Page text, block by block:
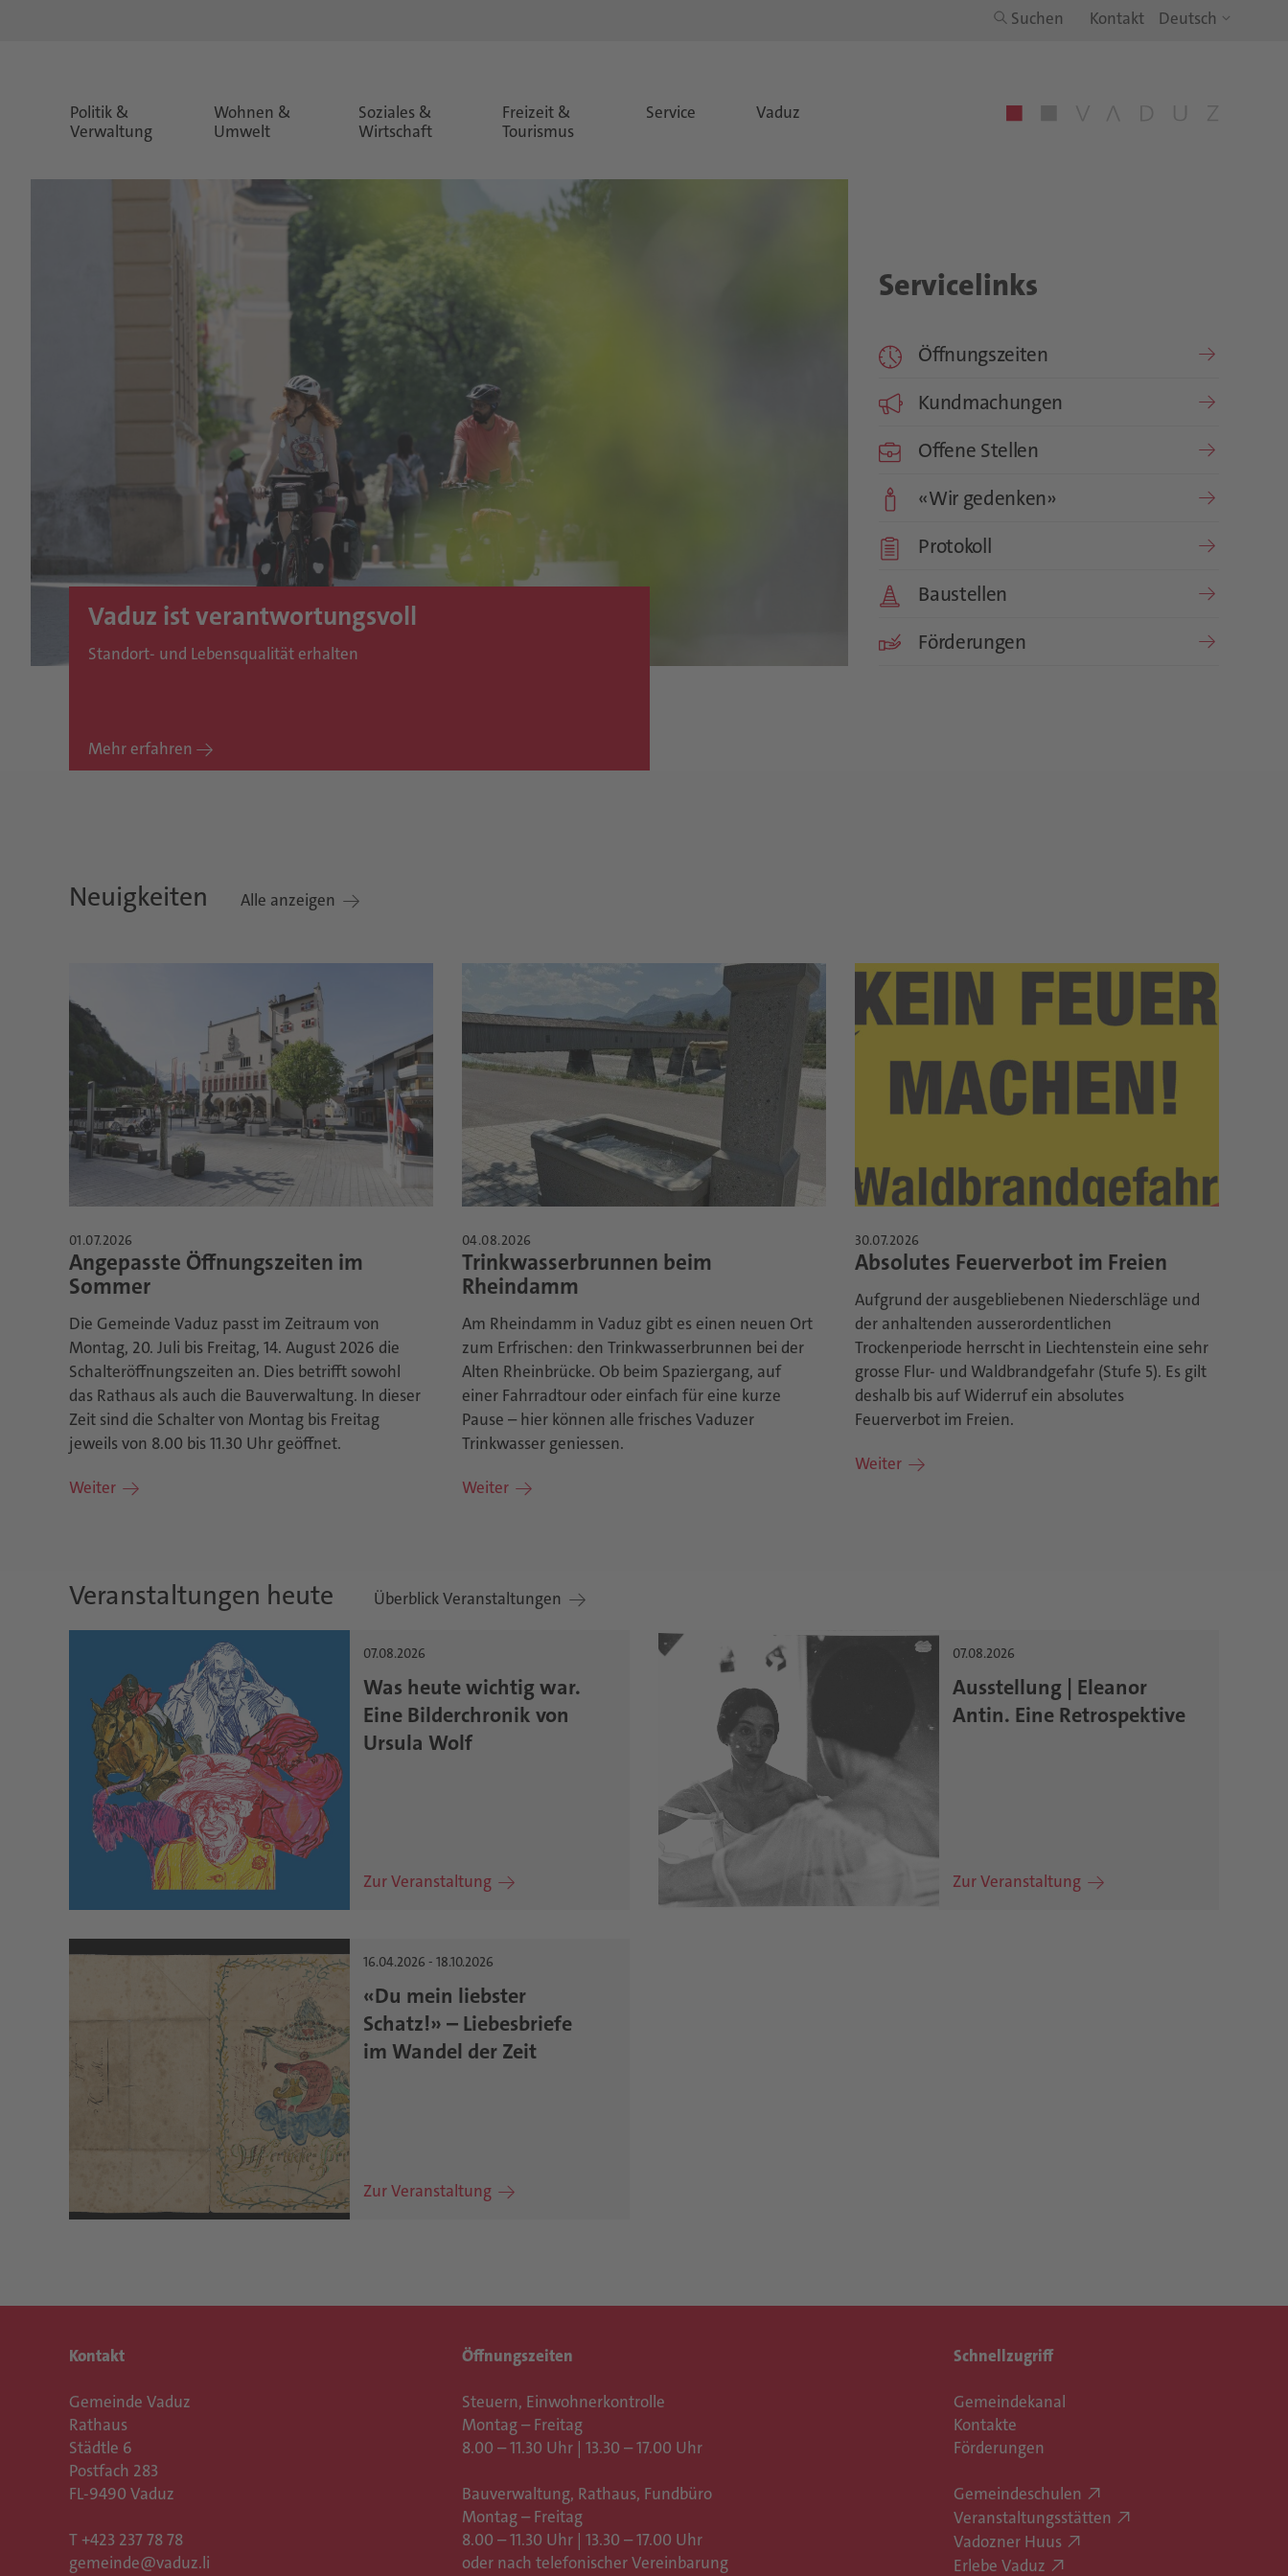
Suchen Kontakt
Politik &
Verwaltung
Wohnen &
Umwelt
Soziales &
Wirtschaft
Freizeit &
Tourismus
Service Vaduz
Vaduz ist verantwortungsvoll
Standort- und Lebensqualität erhalten
Mehr erfahren
Servicelinks
Öffnungszeiten
Kundmachungen
Offene Stellen
«Wir gedenken»
Protokoll
Baustellen
Förderungen
Neuigkeiten Alle anzeigen
01.07.2026
Angepasste Öffnungszeiten im
Sommer
Die Gemeinde Vaduz passt im Zeitraum von
Montag, 20. Juli bis Freitag, 14. August 2026 die
Schalteröffnungszeiten an. Dies betrifft sowohl
das Rathaus als auch die Bauverwaltung. In dieser
Zeit sind die Schalter von Montag bis Freitag
jeweils von 8.00 bis 11.30 Uhr geöffnet.
Weiter
04.08.2026
Trinkwasserbrunnen beim
Rheindamm
Am Rheindamm in Vaduz gibt es einen neuen Ort
zum Erfrischen: den Trinkwasserbrunnen bei der
Alten Rheinbrücke. Ob beim Spaziergang, auf
einer Fahrradtour oder einfach für eine kurze
Pause – hier können alle frisches Vaduzer
Trinkwasser geniessen.
Weiter
30.07.2026
Absolutes Feuerverbot im Freien
Aufgrund der ausgebliebenen Niederschläge und
der anhaltenden ausserordentlichen
Trockenperiode herrscht in Liechtenstein eine sehr
grosse Flur- und Waldbrandgefahr (Stufe 5). Es gilt
deshalb bis auf Widerruf ein absolutes
Feuerverbot im Freien.
Weiter
Veranstaltungen heute Überblick Veranstaltungen
07.08.2026
Was heute wichtig war.
Eine Bilderchronik von
Ursula Wolf
Zur Veranstaltung
07.08.2026
Ausstellung | Eleanor
Antin. Eine Retrospektive
Zur Veranstaltung
16.04.2026 - 18.10.2026
«Du mein liebster
Schatz!» – Liebesbriefe
im Wandel der Zeit
Zur Veranstaltung
Kontakt
Gemeinde Vaduz
Rathaus
Städtle 6
Postfach 283
FL-9490 Vaduz
T +423 237 78 78
gemeinde@vaduz.li
Öffnungszeiten
Steuern, Einwohnerkontrolle
Montag – Freitag
8.00 – 11.30 Uhr | 13.30 – 17.00 Uhr
Bauverwaltung, Rathaus, Fundbüro
Montag – Freitag
8.00 – 11.30 Uhr | 13.30 – 17.00 Uhr
oder nach telefonischer Vereinbarung
Schnellzugriff
Gemeindekanal
Kontakte
Förderungen
Gemeindeschulen
Veranstaltungsstätten
Vadozner Huus
Erlebe Vaduz